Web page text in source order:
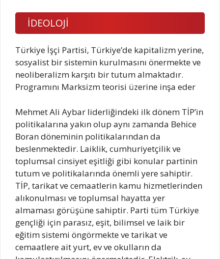
İDEOLOJİ
Türkiye İşçi Partisi, Türkiye’de kapitalizm yerine,
sosyalist bir sistemin kurulmasını önermekte ve
neoliberalizm karşıtı bir tutum almaktadır.
Programını Marksizm teorisi üzerine inşa eder
Mehmet Ali Aybar liderliğindeki ilk dönem TİP’in
politikalarına yakın olup aynı zamanda Behice
Boran döneminin politikalarından da
beslenmektedir. Laiklik, cumhuriyetçilik ve
toplumsal cinsiyet eşitliği gibi konular partinin
tutum ve politikalarında önemli yere sahiptir.
TİP, tarikat ve cemaatlerin kamu hizmetlerinden
alıkonulması ve toplumsal hayatta yer
almaması görüşüne sahiptir. Parti tüm Türkiye
gençliği için parasız, eşit, bilimsel ve laik bir
eğitim sistemi öngörmekte ve tarikat ve
cemaatlere ait yurt, ev ve okulların da